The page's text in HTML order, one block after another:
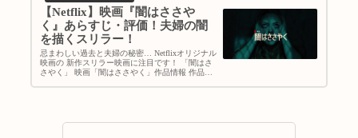
【Netflix】映画『闇はささや
く』あらすじ・評価！夫婦の闇
を描くスリラー！
忌まわしい過去と夫婦の秘密… Netflixオリジナル
映画の 新作スリラー映画に注目です！ 「闇はさ
さやく」 映画「闇はささやく」作品情報 作品名